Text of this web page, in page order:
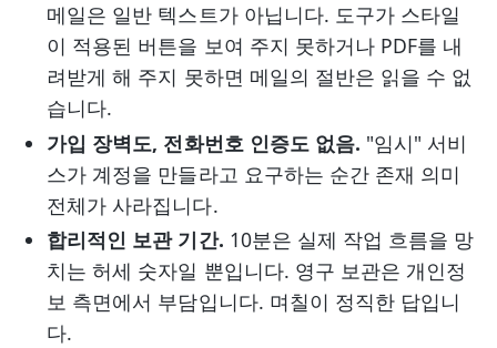
메일은 일반 텍스트가 아닙니다. 도구가 스타일
이 적용된 버튼을 보여 주지 못하거나 PDF를 내
려받게 해 주지 못하면 메일의 절반은 읽을 수 없
습니다.
가입 장벽도, 전화번호 인증도 없음. "임시" 서비
스가 계정을 만들라고 요구하는 순간 존재 의미
전체가 사라집니다.
합리적인 보관 기간. 10분은 실제 작업 흐름을 망
치는 허세 숫자일 뿐입니다. 영구 보관은 개인정
보 측면에서 부담입니다. 며칠이 정직한 답입니
다.